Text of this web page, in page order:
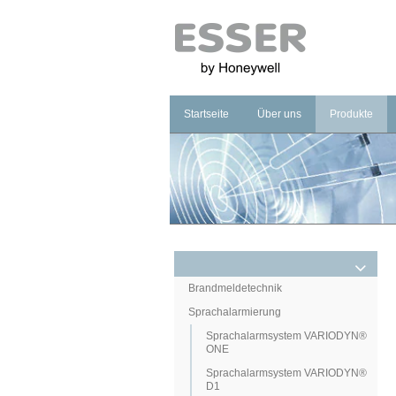
Startseite Über uns
Unternehmen
Marke
Produkte
Brandmeldetechnik
Sprachalarmierung
Sprachalarmsystem VARIODYN®
ONE
Sprachalarmsystem VARIODYN®
D1